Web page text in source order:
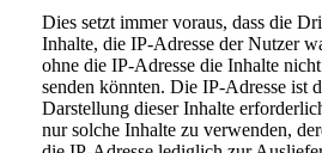
Dies setzt immer voraus, dass die
Inhalte, die IP-Adresse der Nutzer
ohne die IP-Adresse die Inhalte
senden könnten. Die IP-Adresse ist
Darstellung dieser Inhalte
nur solche Inhalte zu verwenden,